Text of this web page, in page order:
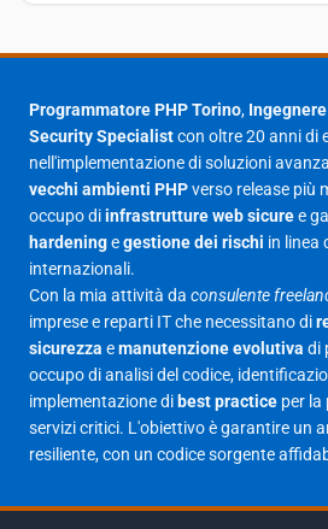
Agosto 2025
Giugno 2025
Maggio 2025
Aprile 2025
Marzo 2025
Febbraio 2025
Gennaio 2025
Giugno 2023
Maggio 2023
Programmatore PHP Torino,
Security Specialistcon oltre 20 anni di
nell'implementazione di soluzioni
vecchi ambienti PHPverso release più
occupo diinfrastrutture web sicuree
hardeningegestione dei rischi in linea
internazionali.
Con la mia attività da consulente
imprese e reparti IT che necessitano di
sicurezza emanutenzione evolutiva di
occupo di analisi del codice,
implementazione di best practice per la
servizi critici. L'obiettivo è garantire un
resiliente, con un codice sorgente